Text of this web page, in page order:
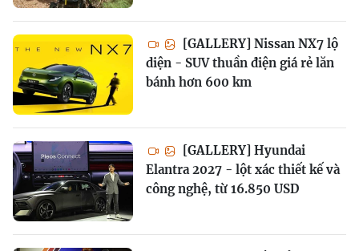
[GALLERY] Nissan NX7 lộ
diện - SUV thuần điện giá rẻ lăn
bánh hơn 600 km
[GALLERY] Hyundai
Elantra 2027 - lột xác thiết kế và
công nghệ, từ 16.850 USD